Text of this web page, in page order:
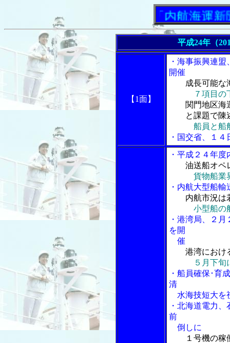
「内航海運新聞」
平成24年（
【1面】
・海事振興連
開催
成長可能な
７項目
関門地区海運
と課題で陳
船員と船
・国交省、１
・平成２４年
油送船オペ
貨物船業
・内航大型船
内航市況は
小型船の
・港湾局、２
を開
催
港湾におけ
５月下旬
・船員確保･育
清
水海技短大を
・北海道電力
前
倒しに
１号機の